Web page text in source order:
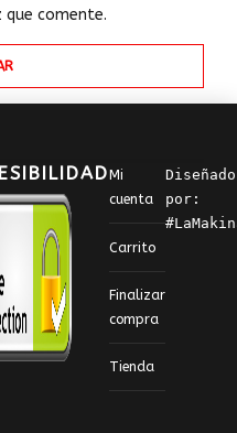
que comente.
Mi
cuenta
Carrito
Finalizar
compra
Tienda
Diseñado
por: